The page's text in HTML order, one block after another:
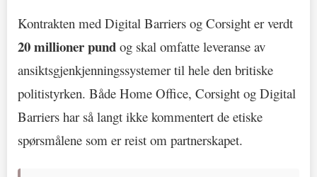
Kontrakten med Digital Barriers og Corsight er verdt
20 millioner pund og skal omfatte leveranse av
ansiktsgjenkjenningssystemer til hele den britiske
politistyrken. Både Home Office, Corsight og Digital
Barriers har så langt ikke kommentert de etiske
spørsmålene som er reist om partnerskapet.